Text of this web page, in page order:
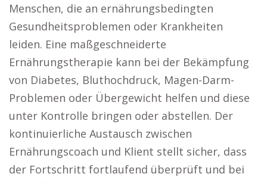
Menschen, die an ernährungsbedingten
Gesundheitsproblemen oder Krankheiten
leiden. Eine maßgeschneiderte
Ernährungstherapie kann bei der Bekämpfung
von Diabetes, Bluthochdruck, Magen-Darm-
Problemen oder Übergewicht helfen und diese
unter Kontrolle bringen oder abstellen. Der
kontinuierliche Austausch zwischen
Ernährungscoach und Klient stellt sicher, dass
der Fortschritt fortlaufend überprüft und bei